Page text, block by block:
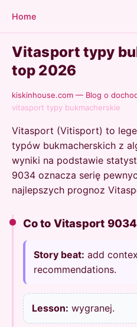
Home
Vitasport typy
top 2026
kiskinhouse.com — Blog o
vitasport typy bukmacherskie
Vitasport (Vitisport) to
typów bukmacherskich z
wyniki na podstawie
9034 oznacza serię
najlepszych prognoz
Co to Vitasport 9034
Story beat: add
recommendations.
Lesson: wygranej.